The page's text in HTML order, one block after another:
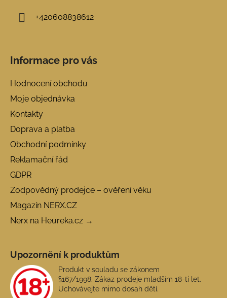
+420608838612
Informace pro vás
Hodnocení obchodu
Moje objednávka
Kontakty
Doprava a platba
Obchodní podmínky
Reklamační řád
GDPR
Zodpovědný prodejce – ověření věku
Magazín NERX.CZ
Nerx na Heureka.cz →
Upozornění k produktům
Produkt v souladu se zákonem
§167/1998. Zákaz prodeje mladším 18-ti let.
Uchovávejte mimo dosah dětí.